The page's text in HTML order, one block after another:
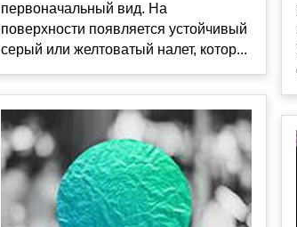
первоначальный вид. На
поверхности появляется устойчивый
серый или желтоватый налет, котор...